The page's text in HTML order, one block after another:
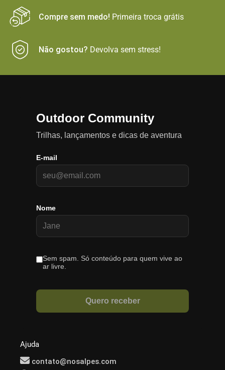
Compre sem medo! Primeira troca grátis
Não gostou? Devolva sem stress!
Ajuda
contato@nosalpes.com